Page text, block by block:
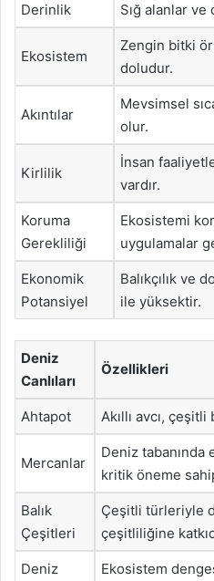
Derinlik Sığ alanlar
Ekosistem
Zengin bitki
doludur.
Akıntılar
Mevsimsel
olur.
Kirlilik
İnsan
vardır.
Koruma
Gerekliliği
Ekosistemi
uygulamalar
Ekonomik
Potansiyel
Balıkçılık ve
ile yüksektir.
Deniz
Canlıları
Özellikleri
Ahtapot Akıllı avcı,
Mercanlar
Deniz
kritik öneme
Balık
Çeşitleri
Çeşitli türleriyle
çeşitliliğine
Deniz
Ekosistem